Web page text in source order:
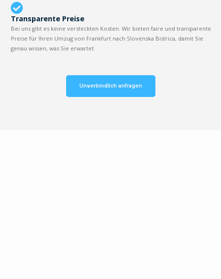
Transparente Preise
Bei uns gibt es keine versteckten Kosten. Wir bieten faire und transparente
Preise für Ihren Umzug von Frankfurt nach Slovenska Bistrica, damit Sie
genau wissen, was Sie erwartet.
Unverbindlich anfragen